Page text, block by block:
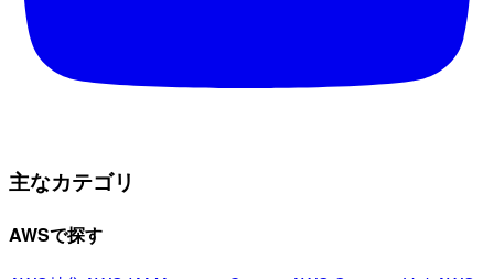
主なカテゴリ
AWSで探す